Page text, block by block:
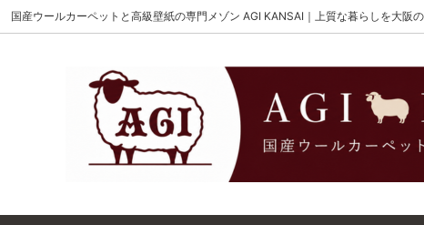
国産ウールカーペットと高級壁紙の専門メゾン AGI KANSAI｜上質な暮らしを大阪
MAISON AKIGAMI The Wilton
ウィルトンオーダー｜別注ウールカーペ
施工用ウールカーペット ウールラグ
AGI KANSAI について カーペッ